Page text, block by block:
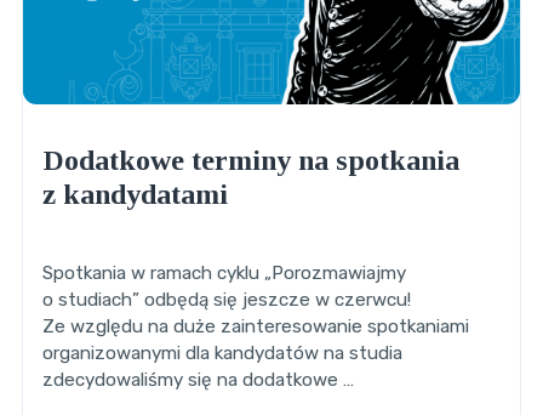
Dodatkowe terminy na spotkania
z kandydatami
Spotkania w ramach cyklu „Porozmawiajmy
o studiach” odbędą się jeszcze w czerwcu!
Ze względu na duże zainteresowanie spotkaniami
organizowanymi dla kandydatów na studia
zdecydowaliśmy się na dodatkowe …